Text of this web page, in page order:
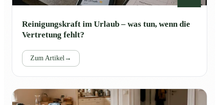
Reinigungskraft im Urlaub – was tun, wenn die
Vertretung fehlt?
Zum Artikel →